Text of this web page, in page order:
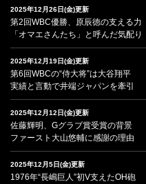
2025年12月26日(金)更新
第2回WBC優勝、原辰徳の支える力
「オマエさんたち」と呼んだ気配り
2025年12月19日(金)更新
第6回WBCの“侍大将”は大谷翔平
実績と言動で井端ジャパンを牽引
2025年12月12日(金)更新
佐藤輝明、Gグラブ賞受賞の背景
ファースト大山悠輔に感謝の理由
2025年12月5日(金)更新
1976年“長嶋巨人”初V支えたOH砲